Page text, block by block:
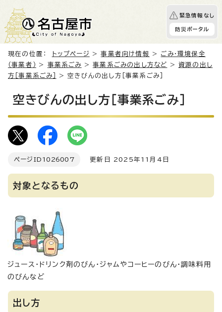
緊急情報なし
防災ポータル
現在の位置： トップページ >事業者向け情報 > ごみ・環境保全
（事業者）
> 事業系ごみ >事業系ごみの出し方など >資源の出し
方［事業系ごみ］
> 空きびんの出し方［事業系ごみ］
空きびんの出し方［事業系ごみ］
ページID 1026007 更新日 2025年11月4日
対象となるもの
ジュース・ドリンク剤のびん・ジャムやコーヒーのびん・調味料用
のびんなど
出し方